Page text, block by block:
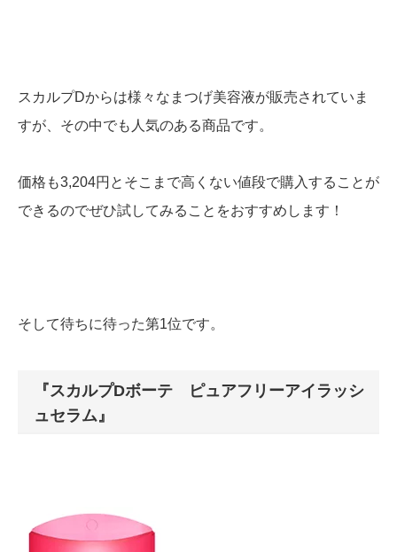
スカルプDからは様々なまつげ美容液が販売されていま
すが、その中でも人気のある商品です。
価格も3,204円とそこまで高くない値段で購入することが
できるのでぜひ試してみることをおすすめします！
そして待ちに待った第1位です。
『スカルプDボーテ ピュアフリーアイラッシ
ュセラム』